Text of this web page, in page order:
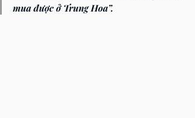
mua được ở Trung Hoa”.